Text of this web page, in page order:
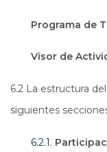
Programa de
Visor de
6.2 La estructura
siguientes
6.2.1.